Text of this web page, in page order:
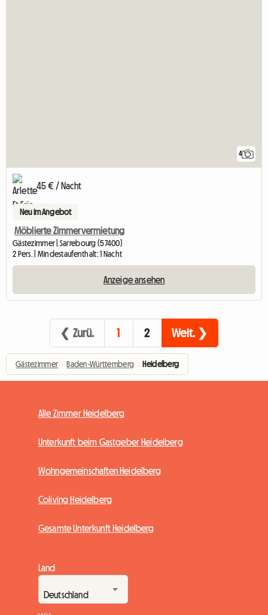
4
45 € / Nacht
Neu im Angebot
Möblierte Zimmervermietung
Gästezimmer | Sarrebourg (57400)
2 Pers. | Mindestaufenthalt: 1 Nacht
Anzeige ansehen
❮ Zurü. 1 2 Weit. ❯
Gästezimmer › Baden-Württemberg › Heidelberg
Alle Zimmer Heidelberg
Unterkunft beim Gastgeber Heidelberg
Wohngemeinschaften Heidelberg
Coliving Heidelberg
Gesamte Unterkunft Heidelberg
Land